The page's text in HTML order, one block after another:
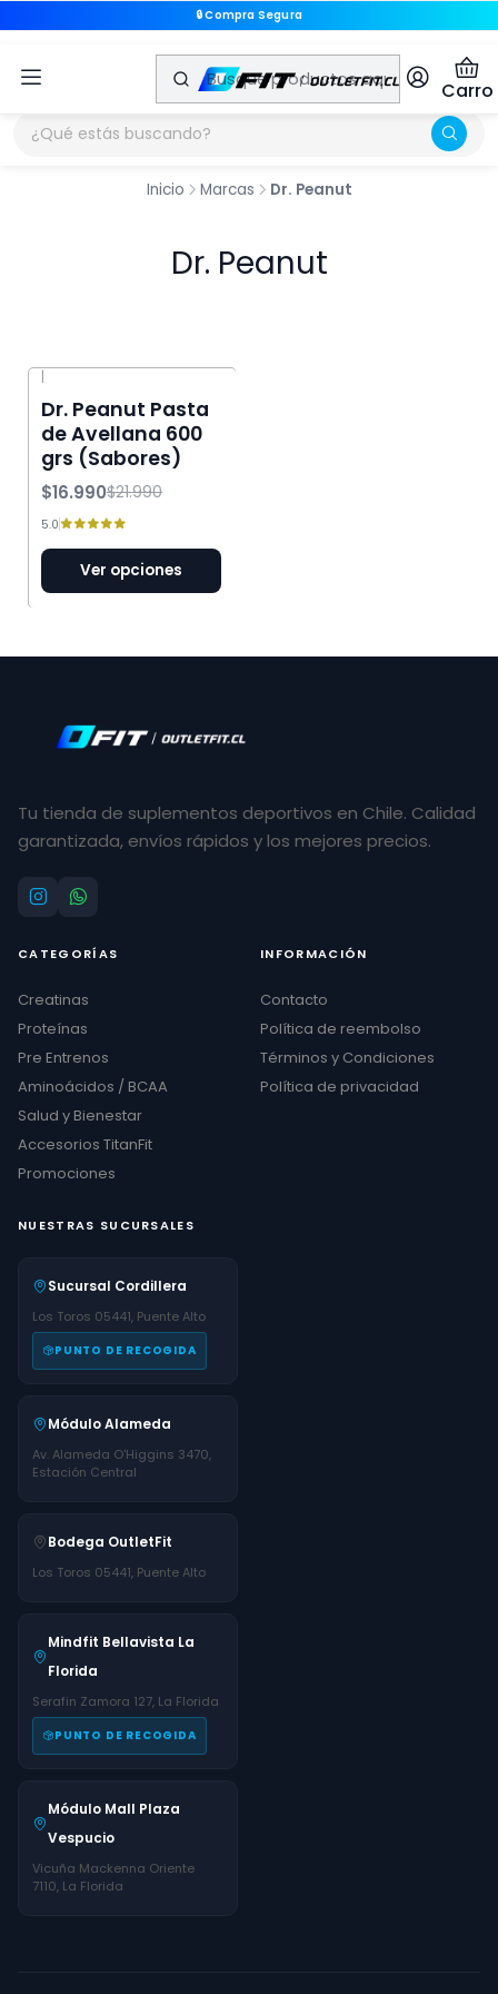
🔒 Compra Segura
Carro
Inicio Marcas Dr. Peanut
Dr. Peanut
|
Dr. Peanut Pasta
de Avellana 600
grs (Sabores)
$16.990$21.990
5.0
Ver opciones
Tu tienda de suplementos deportivos en Chile. Calidad
garantizada, envíos rápidos y los mejores precios.
CATEGORÍAS
Creatinas
Proteínas
Pre Entrenos
Aminoácidos / BCAA
Salud y Bienestar
Accesorios TitanFit
Promociones
INFORMACIÓN
Contacto
Política de reembolso
Términos y Condiciones
Política de privacidad
NUESTRAS SUCURSALES
Sucursal Cordillera
Los Toros 05441, Puente Alto
PUNTO DE RECOGIDA
Módulo Alameda
Av. Alameda O'Higgins 3470,
Estación Central
Bodega OutletFit
Los Toros 05441, Puente Alto
Mindfit Bellavista La
Florida
Serafin Zamora 127, La Florida
PUNTO DE RECOGIDA
Módulo Mall Plaza
Vespucio
Vicuña Mackenna Oriente
7110, La Florida
🔒 Compra Segura